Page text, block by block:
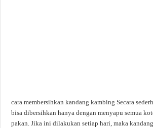
cara membersihkan kandang kambing Secara
bisa dibersihkan hanya dengan menyapu semua
pakan. Jika ini dilakukan setiap hari, maka